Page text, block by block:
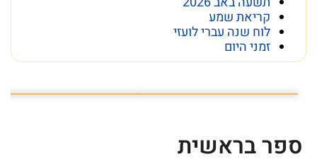
קריאת שמע
לוח שנה עברי לועזי
זמני היום
ספר בראשית